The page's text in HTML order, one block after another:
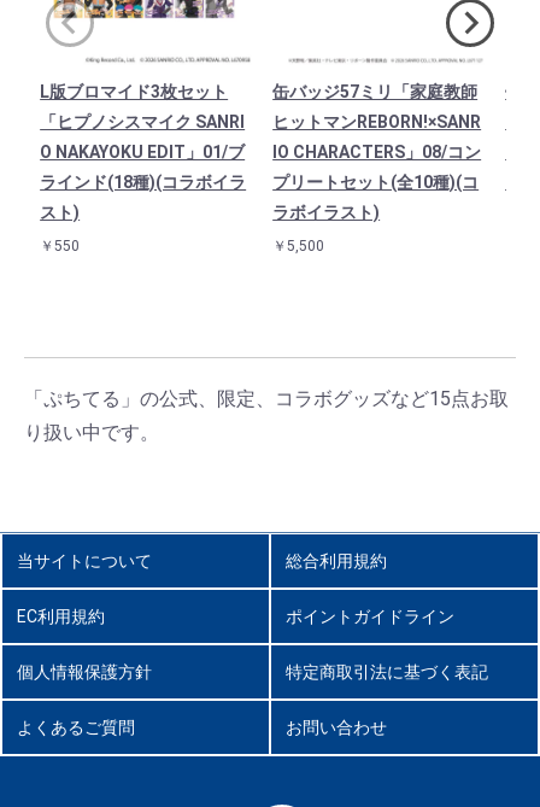
L版ブロマイド3枚セット
「ヒプノシスマイク SANRI
O NAKAYOKU EDIT」01/ブ
ラインド(18種)(コラボイラ
スト)
￥550
缶バッジ57ミリ「家庭教師
ヒットマンREBORN!×SANR
IO CHARACTERS」08/コン
プリートセット(全10種)(コ
ラボイラスト)
￥5,500
缶
「ぷちてる」の公式、限定、コラボグッズなど15点お取
り扱い中です。
当サイトについて 総合利用規約
EC利用規約 ポイントガイドライン
個人情報保護方針 特定商取引法に基づく表記
よくあるご質問 お問い合わせ